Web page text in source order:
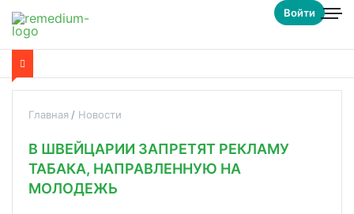
Войти
Главная Новости
В ШВЕЙЦАРИИ ЗАПРЕТЯТ РЕКЛАМУ
ТАБАКА, НАПРАВЛЕННУЮ НА
МОЛОДЕЖЬ